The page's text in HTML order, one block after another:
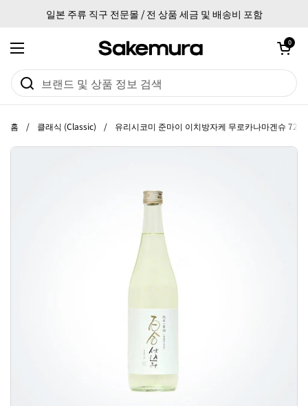
일본 주류 직구 전문몰 / 전 상품 세금 및 배송비 포함
메뉴 열기
카트 열기
0
홈 / 클래식 (Classic) / 유리시코미 준마이 이치방자케 무로카나마겐슈